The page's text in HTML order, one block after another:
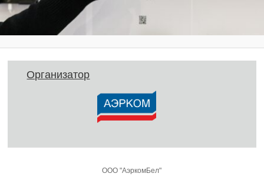
Организатор
ООО "АэркомБел"